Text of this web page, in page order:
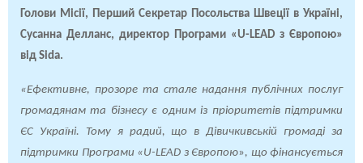
Голови Місії, Перший Секретар Посольства Швеції в Україні,
Сусанна Делланс, директор Програми «U-LEAD з Європою»
від Sida.
«Ефективне, прозоре та стале надання публічних послуг
громадянам та бізнесу є одним із пріоритетів підтримки
ЄС Україні. Тому я радий, що в Дівичкивській громаді за
підтримки Програми «U-LEAD з Європою», що фінансується